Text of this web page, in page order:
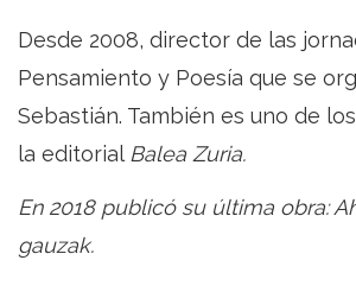
Desde 2008, director de las
Pensamiento y Poesía que se
Sebastián. También es uno de
la editorial Balea Zuria.
En 2018 publicó su última obra:
gauzak.